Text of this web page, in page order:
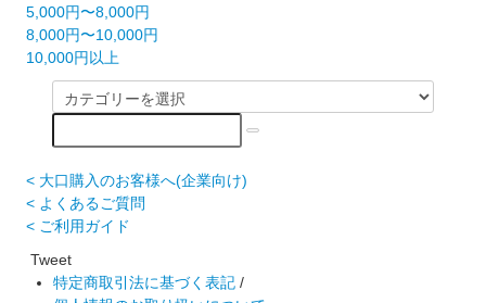
5,000円〜8,000円
8,000円〜10,000円
10,000円以上
< 大口購入のお客様へ(企業向け)
< よくあるご質問
< ご利用ガイド
Tweet
特定商取引法に基づく表記 /